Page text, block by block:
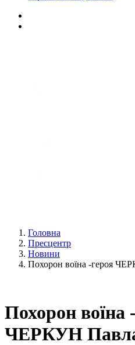
Головна
Пресцентр
Новини
Похорон воїна -героя
Похорон воїна
ЧЕРКУН